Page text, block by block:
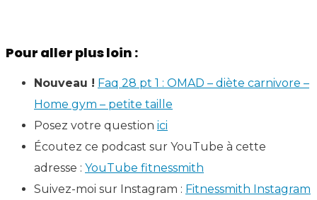
Pour aller plus loin :
Nouveau ! Faq 28 pt 1 : OMAD – diète carnivore –
Home gym – petite taille
Posez votre question ici
Écoutez ce podcast sur YouTube à cette
adresse : YouTube fitnessmith
Suivez-moi sur Instagram : Fitnessmith Instagram